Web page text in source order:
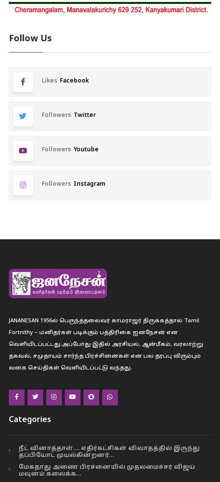
Follow Us
Likes Facebook
Followers Twitter
Followers Youtube
Followers Instagram
JANANESAN 1956ல் பெருந்த்தலைவர் காமராஜர் திருக்கத்தால் Tamil
Fortnithy – மனிதர்கள் படிக்கும் பத்திரிகை ஐனநேசன் என
வெளியிடப்பட்டது.அப்போது இதில் அரசியல், ஆன்மீகம், வரலாற்று
தகவல், சமுதாயம் சார்ந்த பிரச்சினைகள் என பல தரப்பு விரும்பும்
வகை செய்திகள் வெளியிடப்பட்டு வந்தது.
Categories
நீட் வினாத்தாள்…. எதிர்கட்சிகள் விவாதத்தில் இருந்து
தப்பியோட முயல்கின்றனர்…
மேகதாது அணை பிரச்னையில் முதலமைச்சர் விஜய்
மவுனம் கலைக்க…